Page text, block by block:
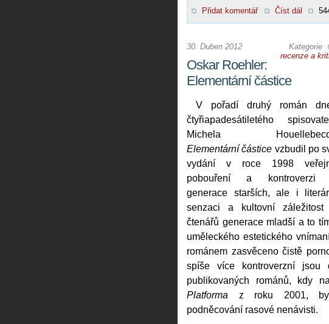
Přidat komentář Číst dál
Kategorie
recenze a
30. Duben 2012
Oskar Roehler:
Elementární částice
V pořadí druhý román
čtyřiapadesátiletého
Michela
Elementární částice vzbudil po
vydání v roce 1998
pobouření a kontroverzi
generace starších, ale i
senzaci a kultovní záležitost
čtenářů generace mladší a to
uměleckého estetického
románem zasvěceno čistě
spíše více kontroverzní
publikovaných románů, kdy
Platforma z roku 2001, byl
podněcování rasové nenávisti.